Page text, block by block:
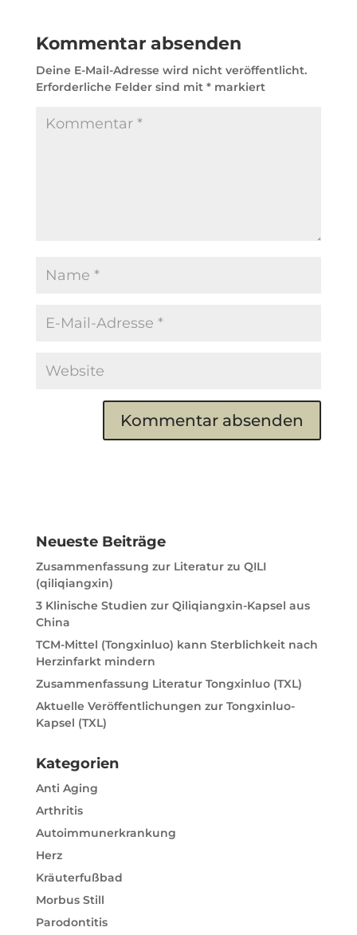
Kommentar absenden
Deine E-Mail-Adresse wird nicht veröffentlicht.
Erforderliche Felder sind mit *markiert
a
t
i
v
e
Neueste Beiträge
Zusammenfassung zur Literatur zu QILI
(qiliqiangxin)
3 Klinische Studien zur Qiliqiangxin-Kapsel aus
China
TCM-Mittel (Tongxinluo) kann Sterblichkeit nach
Herzinfarkt mindern
Zusammenfassung Literatur Tongxinluo (TXL)
Aktuelle Veröffentlichungen zur Tongxinluo-
Kapsel (TXL)
Kategorien
Anti Aging
Arthritis
Autoimmunerkrankung
Herz
Kräuterfußbad
Morbus Still
Parodontitis